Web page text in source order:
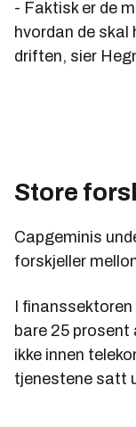
- Faktisk er de
hvordan de skal
driften, sier
Store
Capgeminis
forskjeller
I
bare 25 prosent
ikke innen
tjenestene satt